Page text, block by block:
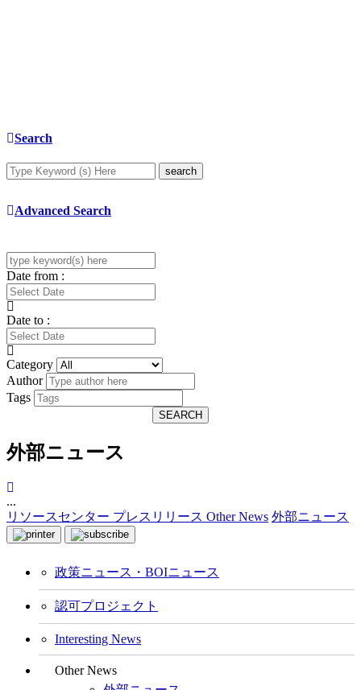
Search
search
Advanced Search
Date from :
Date to :
Category
Author
Tags
SEARCH
外部ニュース
...
リソースセンター プレスリリース Other News 外部ニュース
政策ニュース・BOIニュース
認可プロジェクト
Interesting News
Other News